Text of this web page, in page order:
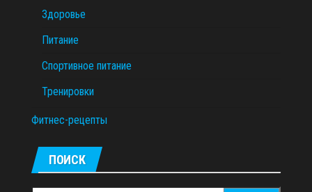
Здоровье
Питание
Спортивное питание
Тренировки
Фитнес-рецепты
ПОИСК